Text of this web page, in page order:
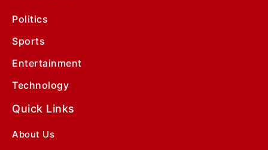
Politics
Sports
Entertainment
Technology
Quick Links
About Us